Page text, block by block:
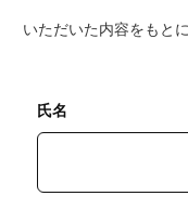
いただいた内容をもと
氏名